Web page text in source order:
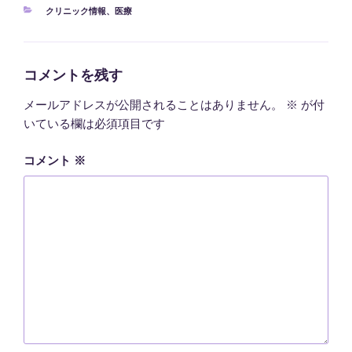
カ
クリニック情報、 医療
コメントを残す
メールアドレスが公開されることはありません。 ※ が付
いている欄は必須項目です
コメント ※